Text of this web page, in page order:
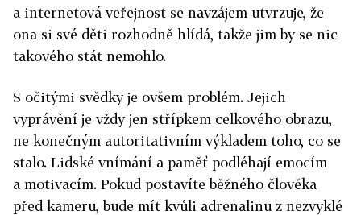
a internetová veřejnost se navzájem utvrzuje, že
ona si své děti rozhodně hlídá, takže jim by se nic
takového stát nemohlo.
S očitými svědky je ovšem problém. Jejich
vyprávění je vždy jen střípkem celkového obrazu,
ne konečným autoritativním výkladem toho, co se
stalo. Lidské vnímání a paměť podléhají emocím
a motivacím. Pokud postavíte běžného člověka
před kameru, bude mít kvůli adrenalinu z nezvyklé